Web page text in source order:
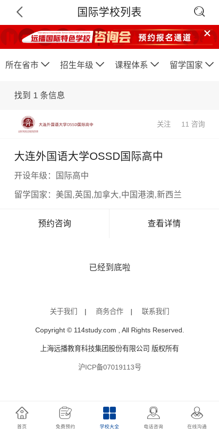
 国际学校列表 

所在省市  招生年级  课程体系  留学国家 
找到 1条信息
关注 11 咨询
大连外国语大学OSSD国际高中
开设年级： 国际高中
留学国家： 美国,英国,加拿大,中国港澳,新西兰
预约咨询 查看详情
已经到底啦
关于我们 | 商务合作 | 联系我们
Copyright © 114study.com , All Rights Reserved.
上海远播教育科技集团股份有限公司 版权所有
沪ICP备07019113号
首页 免费预约 学校大全 电话咨询 在线沟通